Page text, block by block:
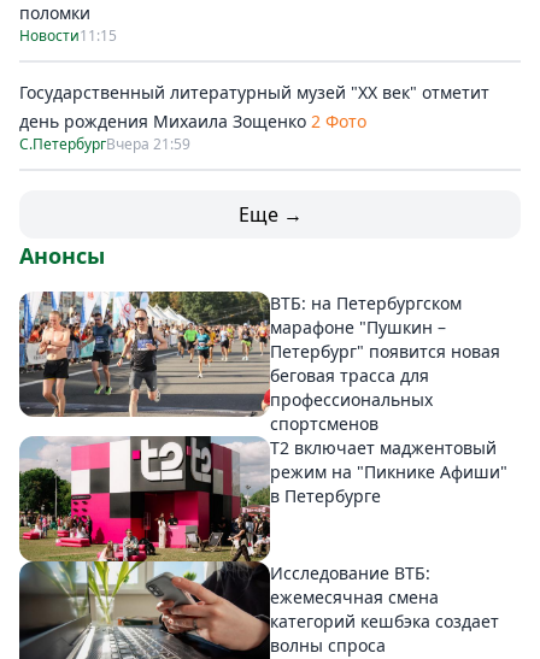
поломки
Новости11:15
Государственный литературный музей "ХХ век" отметит
день рождения Михаила Зощенко 2 Фото
С.ПетербургВчера 21:59
Еще →
Анонсы
ВТБ: на Петербургском
марафоне "Пушкин –
Петербург" появится новая
беговая трасса для
профессиональных
спортсменов
Т2 включает маджентовый
режим на "Пикнике Афиши"
в Петербурге
Исследование ВТБ:
ежемесячная смена
категорий кешбэка создает
волны спроса